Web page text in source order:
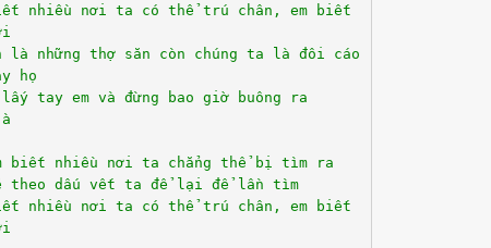
nhiều nơi ta có thể trú chân, em biết
là những thợ săn còn chúng ta là đôi cáo
họ
lấy tay em và đừng bao giờ buông ra
biết nhiều nơi ta chẳng thể bị tìm ra
theo dấu vết ta để lại để lần tìm
nhiều nơi ta có thể trú chân, em biết